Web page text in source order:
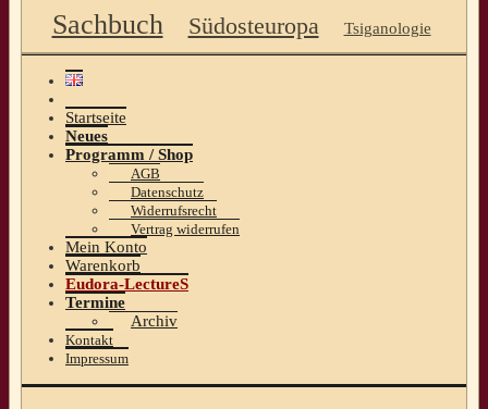
Sachbuch Südosteuropa Tsiganologie
Startseite
Neues
Programm / Shop
AGB
Datenschutz
Widerrufsrecht
Vertrag widerrufen
Mein Konto
Warenkorb
Eudora-LectureS
Termine
Archiv
Kontakt
Impressum